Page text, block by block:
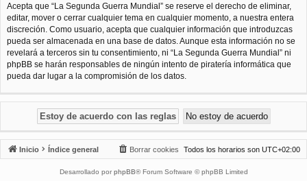
Acepta que “La Segunda Guerra Mundial” se reserve el derecho de eliminar,
editar, mover o cerrar cualquier tema en cualquier momento, a nuestra entera
discreción. Como usuario, acepta que cualquier información que introduzcas
pueda ser almacenada en una base de datos. Aunque esta información no se
revelará a terceros sin tu consentimiento, ni “La Segunda Guerra Mundial” ni
phpBB se harán responsables de ningún intento de piratería informática que
pueda dar lugar a la compromisión de los datos.
Inicio Índice general Todos los horarios son UTC+02:00
Borrar cookies
Desarrollado por phpBB® Forum Software © phpBB Limited